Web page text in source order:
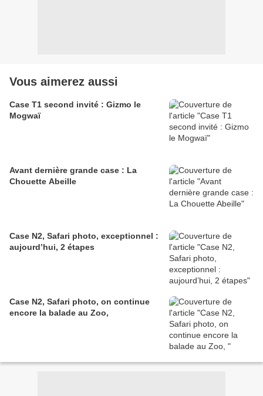
Vous aimerez aussi
Case T1 second invité : Gizmo le
Mogwaï
Avant dernière grande case : La
Chouette Abeille
Case N2, Safari photo, exceptionnel :
aujourd’hui, 2 étapes
Case N2, Safari photo, on continue
encore la balade au Zoo,